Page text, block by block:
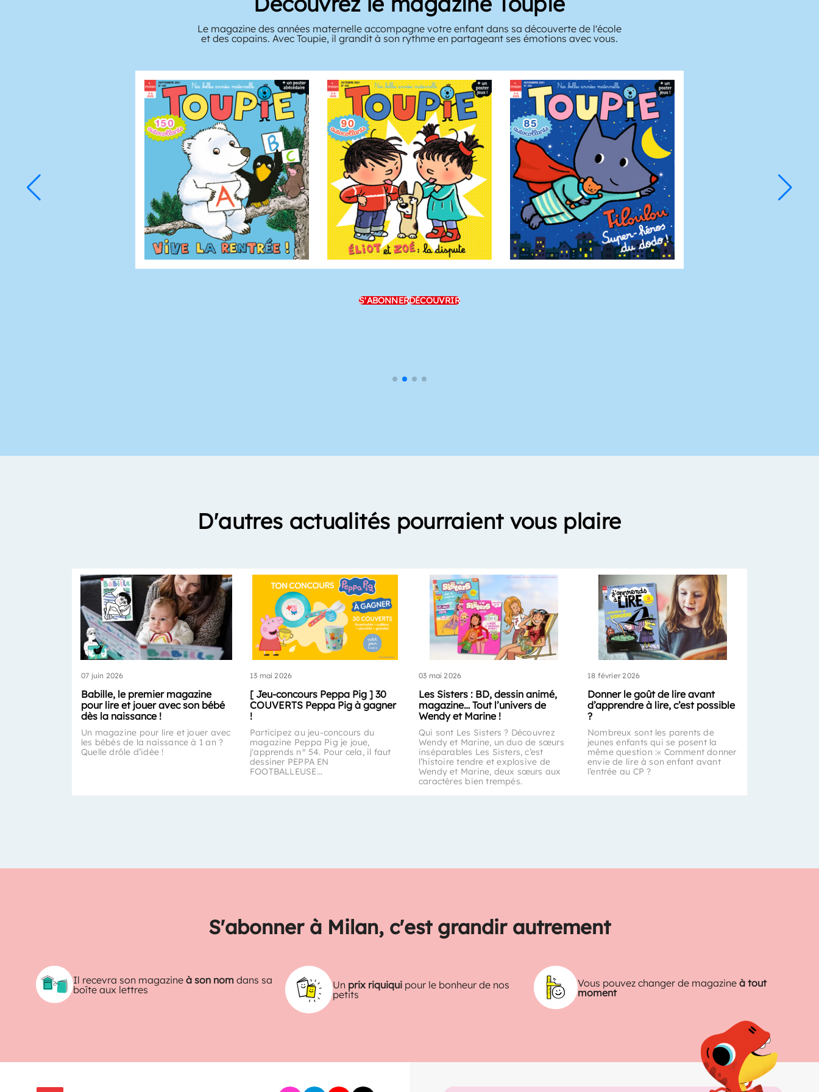
Le magazine des années maternelle accompagne votre enfant dans sa découverte de l'école
et des copains. Avec Toupie, il grandit à son rythme en partageant ses émotions avec vous.
S'ABONNERDÉCOUVRIR
D'autres actualités pourraient vous plaire
07 juin 2026
Babille, le premier magazine
pour lire et jouer avec son bébé
dès la naissance !
Un magazine pour lire et jouer avec
les bébés de la naissance à 1 an ?
Quelle drôle d’idée !
13 mai 2026
[ Jeu-concours Peppa Pig ] 30
COUVERTS Peppa Pig à gagner
!
Participez au jeu-concours du
magazine Peppa Pig je joue,
j'apprends n° 54. Pour cela, il faut
dessiner PEPPA EN
FOOTBALLEUSE...
03 mai 2026
Les Sisters : BD, dessin animé,
magazine… Tout l’univers de
Wendy et Marine !
Qui sont Les Sisters ? Découvrez
Wendy et Marine, un duo de sœurs
inséparables Les Sisters, c’est
l’histoire tendre et explosive de
Wendy et Marine, deux sœurs aux
caractères bien trempés.
18 février 2026
Donner le goût de lire avant
d’apprendre à lire, c’est possible
?
Nombreux sont les parents de
jeunes enfants qui se posent la
même question :« Comment donner
envie de lire à son enfant avant
l’entrée au CP ?
S'abonner à Milan, c'est grandir autrement
Il recevra son magazineà son nom dans sa
boîte aux lettres
Un prix riquiqui pour le bonheur de nos
petits
Vous pouvez changer de magazine à tout
moment